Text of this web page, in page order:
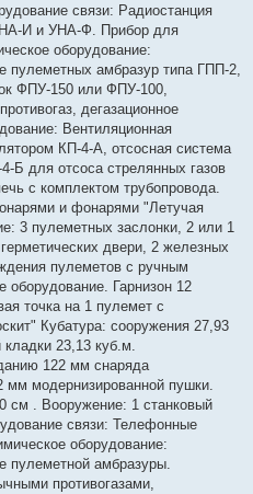
связи: Радиостанция
И и УНА-Ф. Прибор для
оборудование:
пулеметных амбразур типа ГПП-2,
ФПУ-150 или ФПУ-100,
дегазационное
Вентиляционная
КП-4-А, отсосная система
Б для отсоса стрелянных газов
с комплектом трубопровода.
и фонарями "Летучая
3 пулеметных заслонки, 2 или 1
двери, 2 железных
пулеметов с ручным
оборудование. Гарнизон 12
точка на 1 пулемет с
Кубатура: сооружения 27,93
23,13 куб.м.
122 мм снаряда
мм модернизированной пушки.
см . Вооружение: 1 станковый
связи: Телефонные
оборудование:
пулеметной амбразуры.
противогазами,